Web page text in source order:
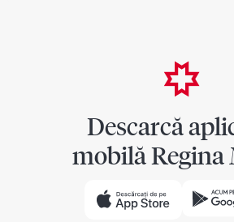
Descarcă
mobilă Regina